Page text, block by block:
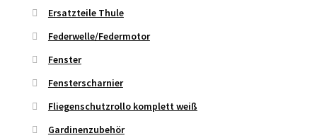
Ersatzteile Thule
Federwelle/Federmotor
Fenster
Fensterscharnier
Fliegenschutzrollo komplett weiß
Gardinenzubehör